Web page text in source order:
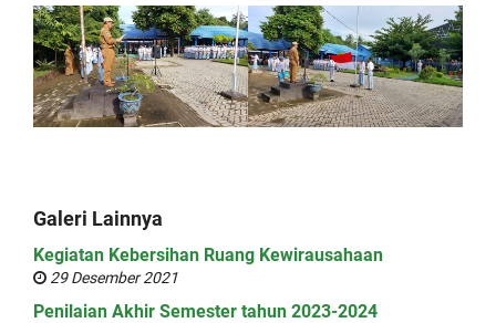
Galeri Lainnya
Kegiatan Kebersihan Ruang Kewirausahaan
29 Desember 2021
Penilaian Akhir Semester tahun 2023-2024